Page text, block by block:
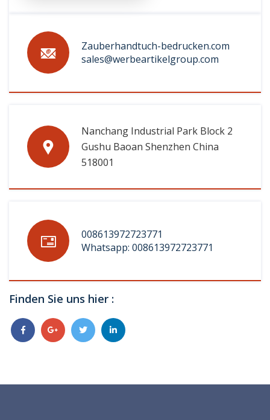
Zauberhandtuch-bedrucken.com
sales@werbeartikelgroup.com
Nanchang Industrial Park Block 2
Gushu Baoan Shenzhen China
518001
008613972723771
Whatsapp: 008613972723771
Finden Sie uns hier :